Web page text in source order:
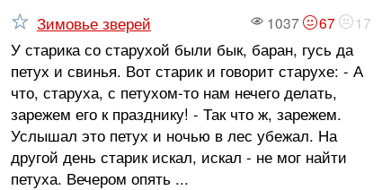
1037 67 17
Зимовье зверей
У старика со старухой были бык, баран, гусь да
петух и свинья. Вот старик и говорит старухе: - А
что, старуха, с петухом-то нам нечего делать,
заре­жем его к празднику! - Так что ж, зарежем.
Услышал это петух и ночью в лес убежал. На
другой день старик искал, искал - не мог найти
петуха. Вече­ром опять ...